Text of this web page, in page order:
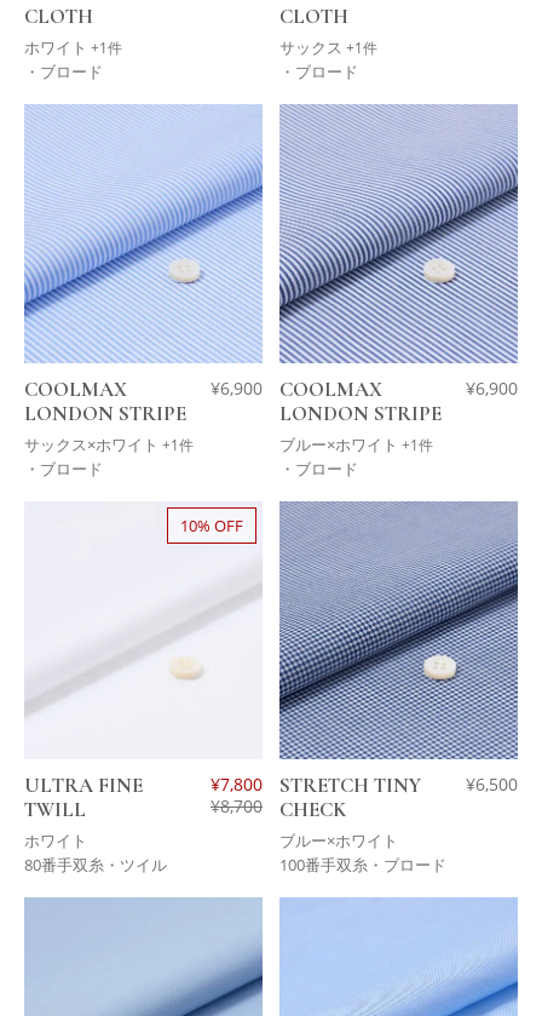
CLOTH
ホワイト +1件
・ブロード
CLOTH
サックス +1件
・ブロード
COOLMAX
LONDON STRIPE
サックス×ホワイト +1件
¥6,900
・ブロード
COOLMAX
LONDON STRIPE
ブルー×ホワイト +1件
¥6,900
・ブロード
10% OFF
ULTRA FINE
TWILL
ホワイト
¥7,800
¥8,700
80番手双糸・ツイル
STRETCH TINY
CHECK
ブルー×ホワイト
¥6,500
100番手双糸・ブロード